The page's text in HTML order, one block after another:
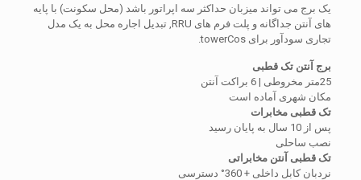
یک برج می تواند میزبان حداکثر سه اپراتور باشد (محل سکونت) با پایه
های آنتن جداگانه و پلت فرم های RRU, تبدیل اجاره محل به یک مدل
تجاری سودآور برای towerCos.
برج آنتن تک قطبی
25متر مخروطی | 6 براکت آنتن
مکان شهری آماده است
تک قطبی مخابرات
پس از 10 سال به پایان رسید
نصب ساحلی
تک قطبی آنتن مخابراتی
نردبان کابل داخلی + 360° دسترسی